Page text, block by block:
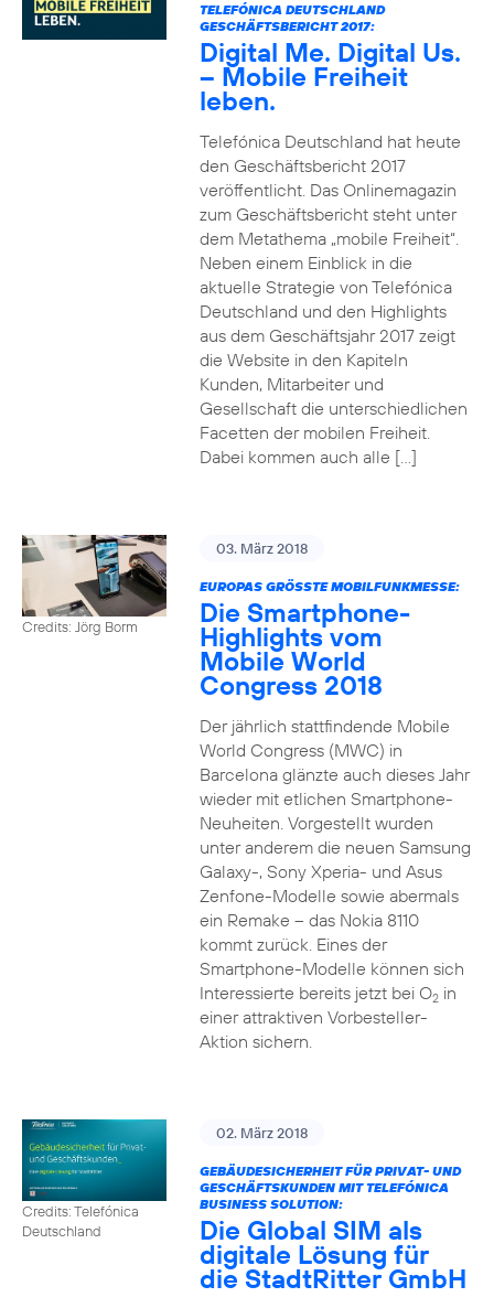
TELEFÓNICA DEUTSCHLAND
GESCHÄFTSBERICHT 2017:
Digital Me. Digital Us.
– Mobile Freiheit
leben.
Telefónica Deutschland hat heute
den Geschäftsbericht 2017
veröffentlicht. Das Onlinemagazin
zum Geschäftsbericht steht unter
dem Metathema „mobile Freiheit“.
Neben einem Einblick in die
aktuelle Strategie von Telefónica
Deutschland und den Highlights
aus dem Geschäftsjahr 2017 zeigt
die Website in den Kapiteln
Kunden, Mitarbeiter und
Gesellschaft die unterschiedlichen
Facetten der mobilen Freiheit.
Dabei kommen auch alle […]
Credits: Jörg Borm
03. März 2018
EUROPAS GRÖSSTE MOBILFUNKMESSE:
Die Smartphone-
Highlights vom
Mobile World
Congress 2018
Der jährlich stattfindende Mobile
World Congress (MWC) in
Barcelona glänzte auch dieses Jahr
wieder mit etlichen Smartphone-
Neuheiten. Vorgestellt wurden
unter anderem die neuen Samsung
Galaxy-, Sony Xperia- und Asus
Zenfone-Modelle sowie abermals
ein Remake – das Nokia 8110
kommt zurück. Eines der
Smartphone-Modelle können sich
Interessierte bereits jetzt bei O2in
einer attraktiven Vorbesteller-
Aktion sichern.
Credits: Telefónica
Deutschland
02. März 2018
GEBÄUDESICHERHEIT FÜR PRIVAT- UND
GESCHÄFTSKUNDEN MIT TELEFÓNICA
BUSINESS SOLUTION:
Die Global SIM als
digitale Lösung für
die StadtRitter GmbH